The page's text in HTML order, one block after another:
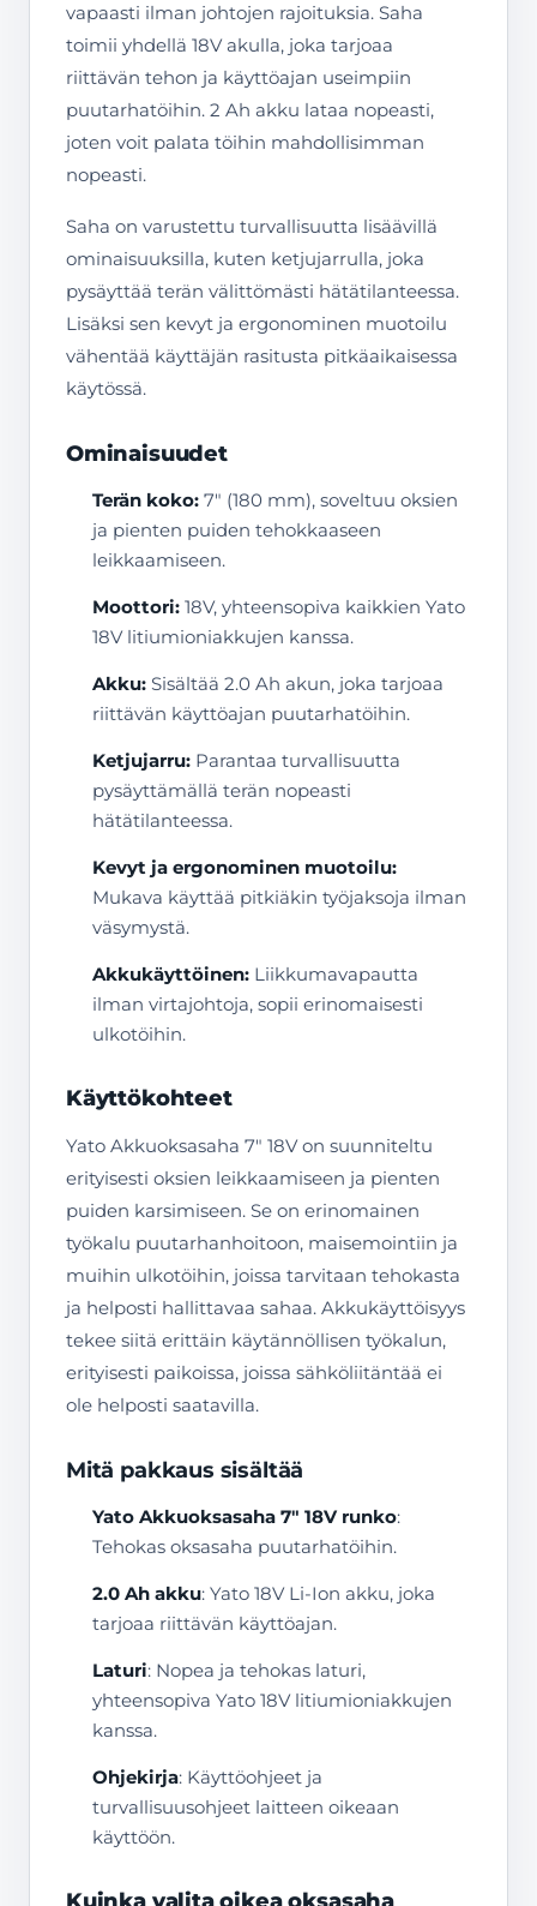
vapaasti ilman johtojen rajoituksia. Saha
toimii yhdellä 18V akulla, joka tarjoaa
riittävän tehon ja käyttöajan useimpiin
puutarhatöihin. 2 Ah akku lataa nopeasti,
joten voit palata töihin mahdollisimman
nopeasti.
Saha on varustettu turvallisuutta lisäävillä
ominaisuuksilla, kuten ketjujarrulla, joka
pysäyttää terän välittömästi hätätilanteessa.
Lisäksi sen kevyt ja ergonominen muotoilu
vähentää käyttäjän rasitusta pitkäaikaisessa
käytössä.
Ominaisuudet
Terän koko: 7″ (180 mm), soveltuu oksien
ja pienten puiden tehokkaaseen
leikkaamiseen.
Moottori: 18V, yhteensopiva kaikkien Yato
18V litiumioniakkujen kanssa.
Akku: Sisältää 2.0 Ah akun, joka tarjoaa
riittävän käyttöajan puutarhatöihin.
Ketjujarru: Parantaa turvallisuutta
pysäyttämällä terän nopeasti
hätätilanteessa.
Kevyt ja ergonominen muotoilu:
Mukava käyttää pitkiäkin työjaksoja ilman
väsymystä.
Akkukäyttöinen: Liikkumavapautta
ilman virtajohtoja, sopii erinomaisesti
ulkotöihin.
Käyttökohteet
Yato Akkuoksasaha 7″ 18V on suunniteltu
erityisesti oksien leikkaamiseen ja pienten
puiden karsimiseen. Se on erinomainen
työkalu puutarhanhoitoon, maisemointiin ja
muihin ulkotöihin, joissa tarvitaan tehokasta
ja helposti hallittavaa sahaa. Akkukäyttöisyys
tekee siitä erittäin käytännöllisen työkalun,
erityisesti paikoissa, joissa sähköliitäntää ei
ole helposti saatavilla.
Mitä pakkaus sisältää
Yato Akkuoksasaha 7″ 18V runko:
Tehokas oksasaha puutarhatöihin.
2.0 Ah akku: Yato 18V Li-Ion akku, joka
tarjoaa riittävän käyttöajan.
Laturi: Nopea ja tehokas laturi,
yhteensopiva Yato 18V litiumioniakkujen
kanssa.
Ohjekirja: Käyttöohjeet ja
turvallisuusohjeet laitteen oikeaan
käyttöön.